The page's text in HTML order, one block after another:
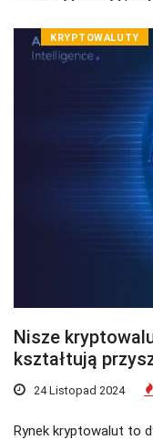
KRYPTOWALUTY
Nisze
kształtują
24 Listopad 2024
Rynek kryptowalut to